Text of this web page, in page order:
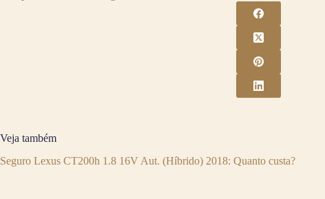
Veja também
Seguro Lexus CT200h 1.8 16V Aut. (Híbrido) 2018: Quanto custa?